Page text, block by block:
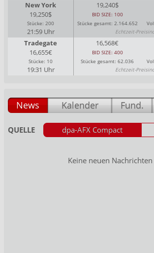
New York
19,240$
19,250$
BID SIZE: 100
Stücke: 200
Stücke gesamt: 2.164.652
21:59 Uhr Echtzeit-
Tradegate 16,568€
16,655€
BID SIZE: 400
Stücke: 10
Stücke gesamt: 62.036
19:31 Uhr Echtzeit-
News Kalender Fund.
QUELLE dpa-AFX Compact
Keine neuen Nachrichten